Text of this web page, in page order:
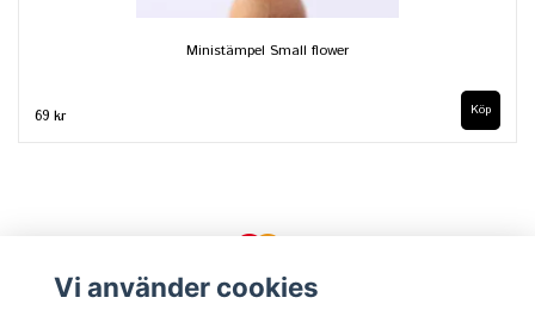
Ministämpel Small flower
69 kr
Vi använder cookies